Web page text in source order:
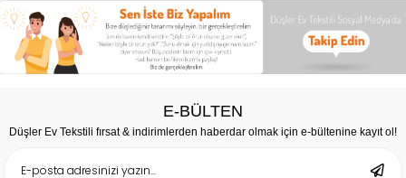
E-BÜLTEN
Düşler Ev Tekstili fırsat & indirimlerden haberdar olmak için e-bültenine kayıt ol!